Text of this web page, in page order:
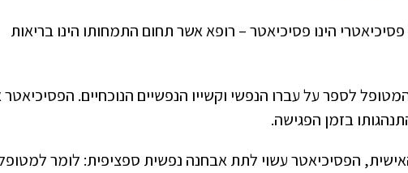
הינו פסיכיאטר – רופא אשר תחום התמחותו הינו בריאות
לספר על עברו הנפשי וקשייו הנפשיים הנוכחיים.
בזמן הפגישה.
הפסיכיאטר עשוי לתת אבחנה נפשית ספציפית: לומר